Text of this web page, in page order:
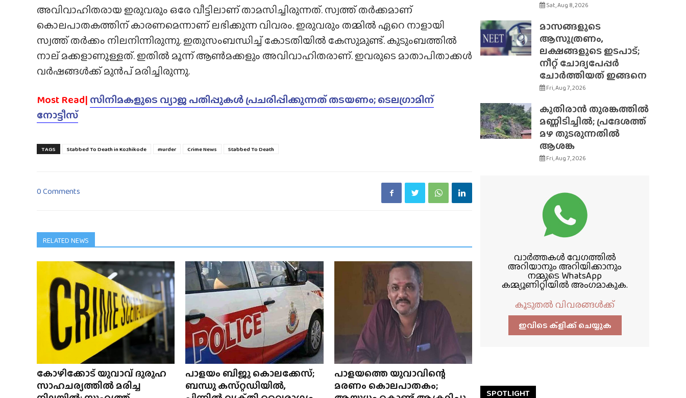
അവിവാഹിതരായ ഇരുവരും ഒരേ വീട്ടിലാണ് താമസിച്ചിരുന്നത്. സ്വത്ത് തർക്കമാണ്
കൊലപാതകത്തിന് കാരണമെന്നാണ് ലഭിക്കുന്ന വിവരം. ഇരുവരും തമ്മിൽ ഏറെ നാളായി
സ്വത്ത് തർക്കം നിലനിന്നിരുന്നു. ഇതുസംബന്ധിച്ച് കോടതിയിൽ കേസുമുണ്ട്. കുടുംബത്തിൽ
നാല് മക്കളാണുള്ളത്. ഇതിൽ മൂന്ന് ആൺമക്കളും അവിവാഹിതരാണ്. ഇവരുടെ മാതാപിതാക്കൾ
വർഷങ്ങൾക്ക് മുൻപ് മരിച്ചിരുന്നു.
Most Read| സിനിമകളുടെ വ്യാജ പതിപ്പുകൾ പ്രചരിപ്പിക്കുന്നത് തടയണം; ടെലഗ്രാമിന്
നോട്ടീസ്
TAGS Stabbed To Death in Kozhikode murder Crime News Stabbed To Death
0 Comments
RELATED NEWS
കോഴിക്കോട് യുവാവ് ദുരൂഹ
സാഹചര്യത്തിൽ മരിച്ച
പാളയം ബിജു കൊലക്കേസ്;
ബന്ധു കസ്‌റ്റഡിയിൽ,
പാളയത്തെ യുവാവിന്റെ
മരണം കൊലപാതകം;
Sat, Aug 8, 2026
മാസങ്ങളുടെ
ആസൂത്രണം,
ലക്ഷങ്ങളുടെ ഇടപാട്;
നീറ്റ് ചോദ്യപേപ്പർ
ചോർത്തിയത് ഇങ്ങനെ
Fri, Aug 7, 2026
കുതിരാൻ തുരങ്കത്തിൽ
മണ്ണിടിച്ചിൽ; പ്രദേശത്ത്
മഴ തുടരുന്നതിൽ
ആശങ്ക
Fri, Aug 7, 2026
വാർത്തകൾ വേഗത്തിൽ
അറിയാനും അറിയിക്കാനും
നമ്മുടെ WhatsApp
കമ്മ്യൂണിറ്റിയിൽ അംഗമാകുക.
കൂടുതൽ വിവരങ്ങൾക്ക്
ഇവിടെ ക്ളിക്ക്‌ ചെയ്യുക
SPOTLIGHT